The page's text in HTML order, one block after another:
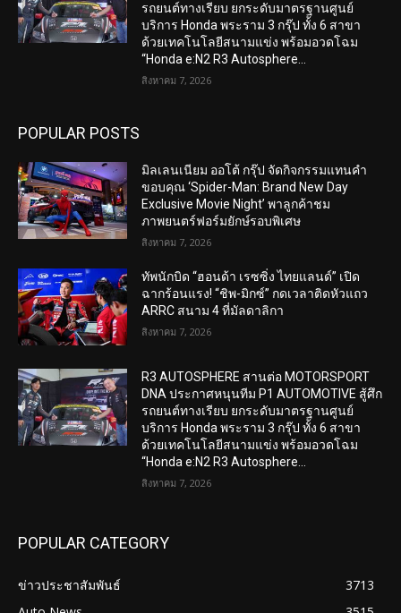
รถยนต์ทางเรียบ ยกระดับมาตรฐานศูนย์
บริการ Honda พระราม 3 กรุ๊ป ทั้ง 6 สาขา
ด้วยเทคโนโลยีสนามแข่ง พร้อมอวดโฉม
“Honda e:N2 R3 Autosphere...
สิงหาคม 7, 2026
POPULAR POSTS
มิลเลนเนียม ออโต้ กรุ๊ป จัดกิจกรรมแทนคำ
ขอบคุณ ‘Spider-Man: Brand New Day
Exclusive Movie Night’ พาลูกค้าชม
ภาพยนตร์ฟอร์มยักษ์รอบพิเศษ
สิงหาคม 7, 2026
ทัพนักบิด “ฮอนด้า เรซซิ่ง ไทยแลนด์” เปิด
ฉากร้อนแรง! “ชิพ-มิกซ์” กดเวลาติดหัวแถว
ARRC สนาม 4 ที่มัลดาลิกา
สิงหาคม 7, 2026
R3 AUTOSPHERE สานต่อ MOTORSPORT
DNA ประกาศหนุนทีม P1 AUTOMOTIVE สู้ศึก
รถยนต์ทางเรียบ ยกระดับมาตรฐานศูนย์
บริการ Honda พระราม 3 กรุ๊ป ทั้ง 6 สาขา
ด้วยเทคโนโลยีสนามแข่ง พร้อมอวดโฉม
“Honda e:N2 R3 Autosphere...
สิงหาคม 7, 2026
POPULAR CATEGORY
ข่าวประชาสัมพันธ์
3713